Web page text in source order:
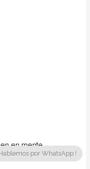
en mente
por WhatsApp !